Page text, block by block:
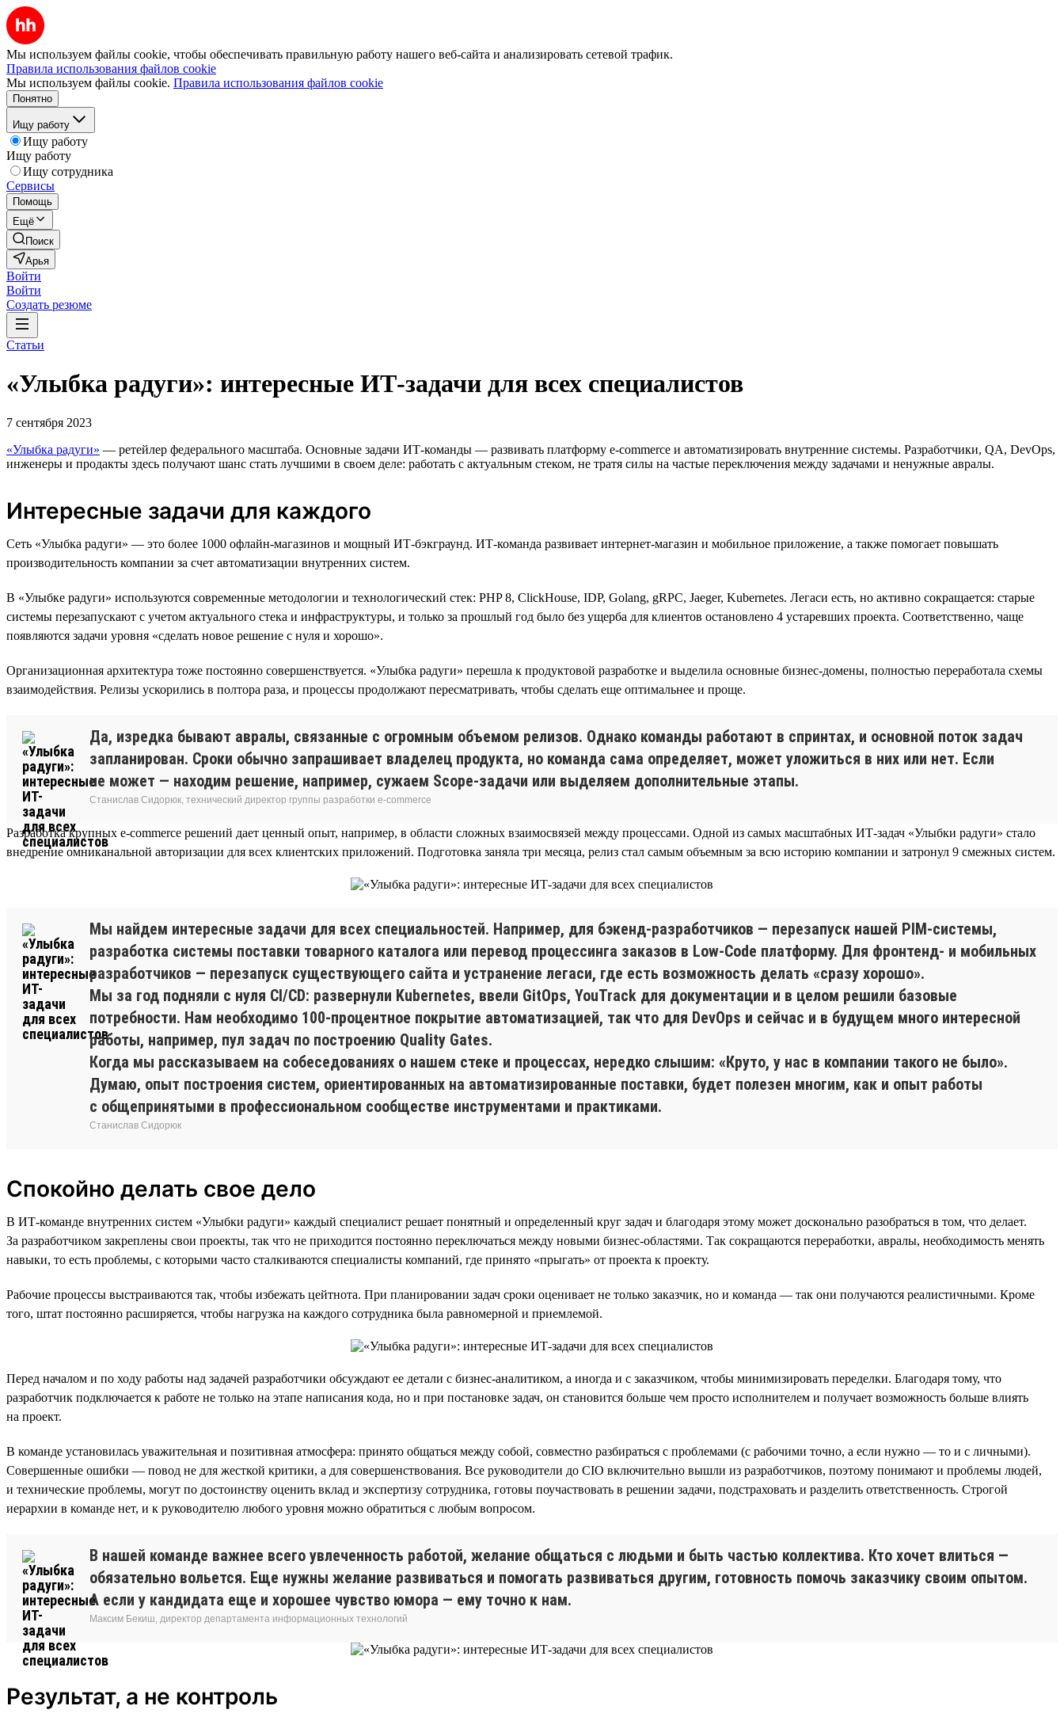
Мы используем файлы cookie, чтобы обеспечивать правильную работу нашего веб-сайта и анализировать сетевой трафик.
Правила использования файлов cookie
Мы используем файлы cookie. Правила использования файлов cookie
Понятно
Ищу работу
Ищу работу
Ищу работу
Ищу сотрудника
Сервисы
Помощь
Ещё
Поиск
Арья
Войти
Войти
Создать резюме
Статьи
«Улыбка радуги»: интересные ИТ-задачи для всех специалистов
7 сентября 2023
«Улыбка радуги» — ретейлер федерального масштаба. Основные задачи ИТ-команды — развивать платформу e-commerce и автоматизировать внутренние системы. Разработчики, QA, DevOps,
инженеры и продакты здесь получают шанс стать лучшими в своем деле: работать с актуальным стеком, не тратя силы на частые переключения между задачами и ненужные авралы.
Интересные задачи для каждого
Сеть «Улыбка радуги» — это более 1000 офлайн-магазинов и мощный ИТ-бэкграунд. ИТ-команда развивает интернет-магазин и мобильное приложение, а также помогает повышать
производительность компании за счет автоматизации внутренних систем.
В «Улыбке радуги» используются современные методологии и технологический стек: PHP 8, ClickHouse, IDP, Golang, gRPC, Jaeger, Kubernetes. Легаси есть, но активно сокращается: старые
системы перезапускают с учетом актуального стека и инфраструктуры, и только за прошлый год было без ущерба для клиентов остановлено 4 устаревших проекта. Соответственно, чаще
появляются задачи уровня «сделать новое решение с нуля и хорошо».
Организационная архитектура тоже постоянно совершенствуется. «Улыбка радуги» перешла к продуктовой разработке и выделила основные бизнес-домены, полностью переработала схемы
взаимодействия. Релизы ускорились в полтора раза, и процессы продолжают пересматривать, чтобы сделать еще оптимальнее и проще.
Да, изредка бывают авралы, связанные с огромным объемом релизов. Однако команды работают в спринтах, и основной поток задач
запланирован. Сроки обычно запрашивает владелец продукта, но команда сама определяет, может уложиться в них или нет. Если
не может — находим решение, например, сужаем Scope-задачи или выделяем дополнительные этапы.
Станислав Сидорюк, технический директор группы разработки e-commerce
Разработка крупных e-commerce решений дает ценный опыт, например, в области сложных взаимосвязей между процессами. Одной из самых масштабных ИТ-задач «Улыбки радуги» стало
внедрение омниканальной авторизации для всех клиентских приложений. Подготовка заняла три месяца, релиз стал самым объемным за всю историю компании и затронул 9 смежных систем.
Мы найдем интересные задачи для всех специальностей. Например, для бэкенд-разработчиков — перезапуск нашей PIM-системы,
разработка системы поставки товарного каталога или перевод процессинга заказов в Low-Code платформу. Для фронтенд- и мобильных
разработчиков — перезапуск существующего сайта и устранение легаси, где есть возможность делать «сразу хорошо».
Мы за год подняли с нуля CI/CD: развернули Kubernetes, ввели GitOps, YouTrack для документации и в целом решили базовые
потребности. Нам необходимо 100-процентное покрытие автоматизацией, так что для DevOps и сейчас и в будущем много интересной
работы, например, пул задач по построению Quality Gates.
Когда мы рассказываем на собеседованиях о нашем стеке и процессах, нередко слышим: «Круто, у нас в компании такого не было».
Думаю, опыт построения систем, ориентированных на автоматизированные поставки, будет полезен многим, как и опыт работы
с общепринятыми в профессиональном сообществе инструментами и практиками.
Станислав Сидорюк
Спокойно делать свое дело
В ИТ-команде внутренних систем «Улыбки радуги» каждый специалист решает понятный и определенный круг задач и благодаря этому может досконально разобраться в том, что делает.
За разработчиком закреплены свои проекты, так что не приходится постоянно переключаться между новыми бизнес-областями. Так сокращаются переработки, авралы, необходимость менять
навыки, то есть проблемы, с которыми часто сталкиваются специалисты компаний, где принято «прыгать» от проекта к проекту.
Рабочие процессы выстраиваются так, чтобы избежать цейтнота. При планировании задач сроки оценивает не только заказчик, но и команда — так они получаются реалистичными. Кроме
того, штат постоянно расширяется, чтобы нагрузка на каждого сотрудника была равномерной и приемлемой.
Перед началом и по ходу работы над задачей разработчики обсуждают ее детали с бизнес-аналитиком, а иногда и с заказчиком, чтобы минимизировать переделки. Благодаря тому, что
разработчик подключается к работе не только на этапе написания кода, но и при постановке задач, он становится больше чем просто исполнителем и получает возможность больше влиять
на проект.
В команде установилась уважительная и позитивная атмосфера: принято общаться между собой, совместно разбираться с проблемами (с рабочими точно, а если нужно — то и с личными).
Совершенные ошибки — повод не для жесткой критики, а для совершенствования. Все руководители до CIO включительно вышли из разработчиков, поэтому понимают и проблемы людей,
и технические проблемы, могут по достоинству оценить вклад и экспертизу сотрудника, готовы поучаствовать в решении задачи, подстраховать и разделить ответственность. Строгой
иерархии в команде нет, и к руководителю любого уровня можно обратиться с любым вопросом.
В нашей команде важнее всего увлеченность работой, желание общаться с людьми и быть частью коллектива. Кто хочет влиться —
обязательно вольется. Еще нужны желание развиваться и помогать развиваться другим, готовность помочь заказчику своим опытом.
А если у кандидата еще и хорошее чувство юмора — ему точно к нам.
Максим Бекиш, директор департамента информационных технологий
Результат, а не контроль